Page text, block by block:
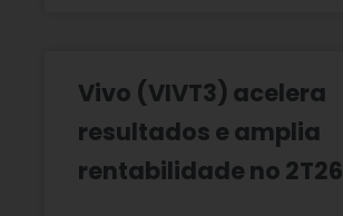
Vivo (VIVT3) acelera
resultados e amplia
rentabilidade no 2T26